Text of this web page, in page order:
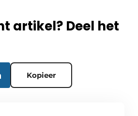
artikel? Deel het
Kopieer